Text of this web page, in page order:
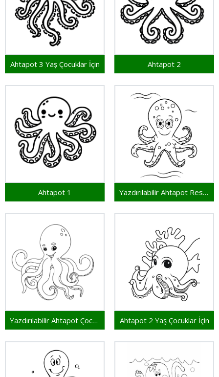
Ahtapot 3 Yaş Çocuklar İçin Ahtapot 2
Ahtapot 1 Yazdırılabilir Ahtapot Resim
Yazdırılabilir Ahtapot Çocuklar İçin Ahtapot 2 Yaş Çocuklar İçin